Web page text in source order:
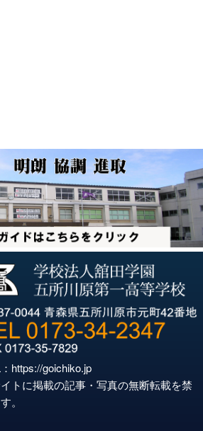
https://goichiko.jp
トに掲載の記事・写真の無断転載を禁
。